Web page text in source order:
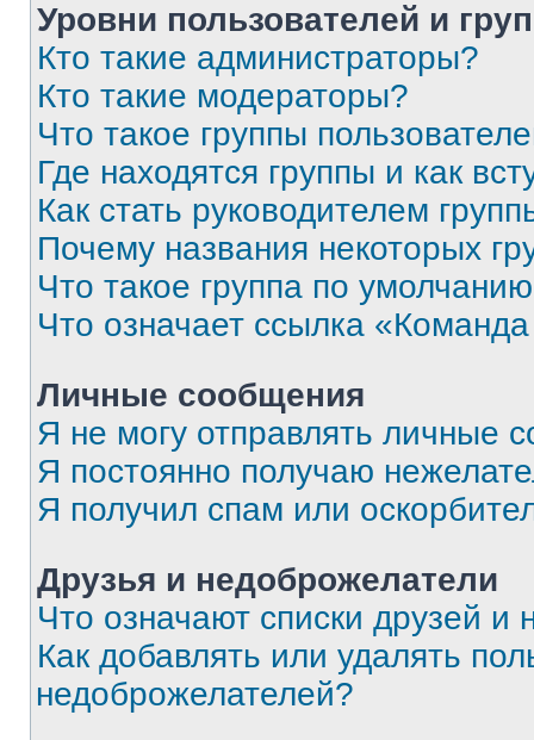
Уровни пользователей и
Кто такие администраторы?
Кто такие модераторы?
Что такое группы
Где находятся группы и как
Как стать руководителем
Почему названия некоторых
Что такое группа по
Что означает ссылка
Личные сообщения
Я не могу отправлять личные
Я постоянно получаю
Я получил спам или
Друзья и недоброжелатели
Что означают списки друзей и
Как добавлять или удалять
недоброжелателей?